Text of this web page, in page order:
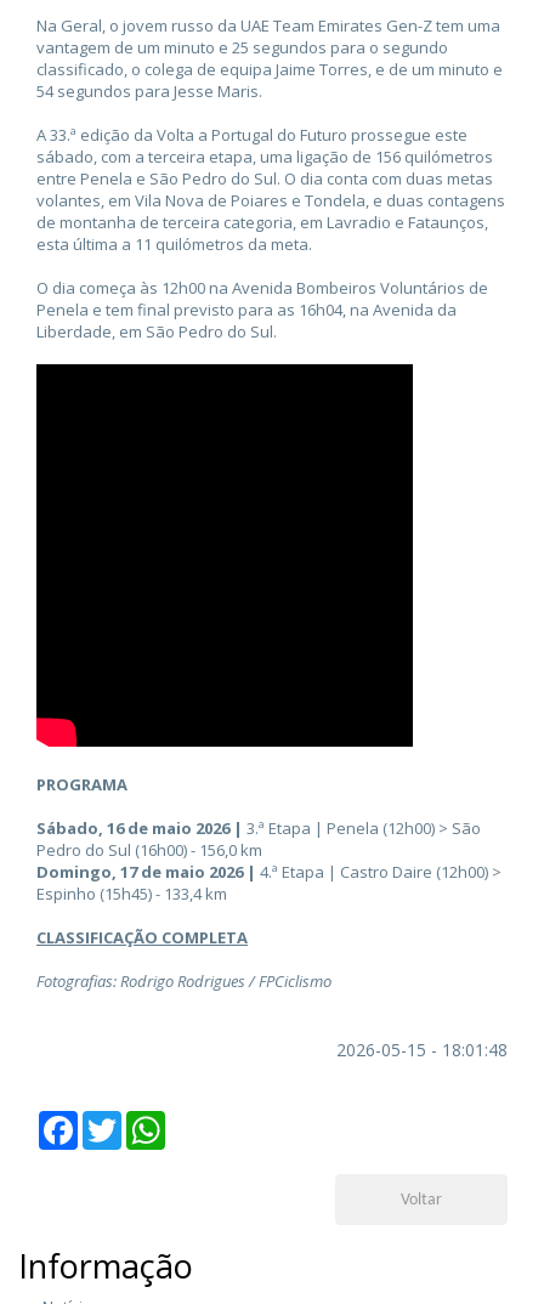
Na Geral, o jovem russo da UAE Team Emirates Gen-Z tem uma
vantagem de um minuto e 25 segundos para o segundo
classificado, o colega de equipa Jaime Torres, e de um minuto e
54 segundos para Jesse Maris.
A 33.ª edição da Volta a Portugal do Futuro prossegue este
sábado, com a terceira etapa, uma ligação de 156 quilómetros
entre Penela e São Pedro do Sul. O dia conta com duas metas
volantes, em Vila Nova de Poiares e Tondela, e duas contagens
de montanha de terceira categoria, em Lavradio e Fataunços,
esta última a 11 quilómetros da meta.
O dia começa às 12h00 na Avenida Bombeiros Voluntários de
Penela e tem final previsto para as 16h04, na Avenida da
Liberdade, em São Pedro do Sul.
PROGRAMA
Sábado, 16 de maio 2026 | 3.ª Etapa | Penela (12h00) > São
Pedro do Sul (16h00) - 156,0 km
Domingo, 17 de maio 2026 | 4.ª Etapa | Castro Daire (12h00) >
Espinho (15h45) - 133,4 km
CLASSIFICAÇÃO COMPLETA
Fotografias: Rodrigo Rodrigues / FPCiclismo
2026-05-15 - 18:01:48
Facebook
Twitter
Voltar
Informação